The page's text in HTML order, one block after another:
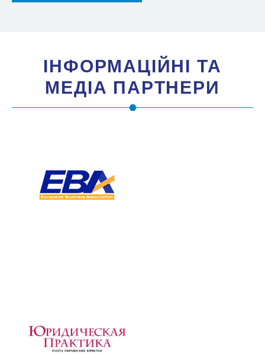
IНФОРМАЦIЙНI ТА
МЕДIА ПАРТНЕРИ